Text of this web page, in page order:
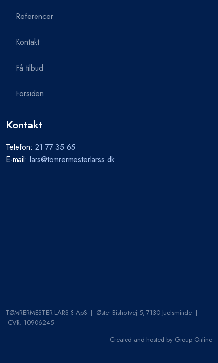
Referencer
Kontakt
Få tilbud
Forsiden
​Kontakt
​Telefon:21 77 35 65
E-mail:lars@tomrermesterlarss.dk
TØMRERMESTER LARS S ApS | Øster Bisholtvej 5, 7130 Juelsminde |
CVR​: 10906245
Created and hosted by Group Online